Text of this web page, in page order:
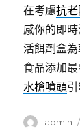
在考慮抗
感你的即
活餌劑盒
食品添加
水槍噴頭
作
admin